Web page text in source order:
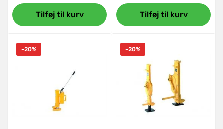
Tilføj til kurv Tilføj til kurv
-20% -20%